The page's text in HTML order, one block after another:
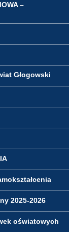
–
Głogowski
2025-2026
oświatowych